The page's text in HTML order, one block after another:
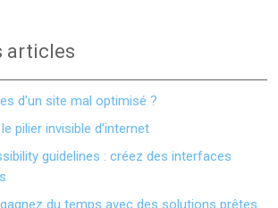
articles
d’un site mal optimisé ?
pilier invisible d’internet
guidelines : créez des interfaces
du temps avec des solutions prêtes